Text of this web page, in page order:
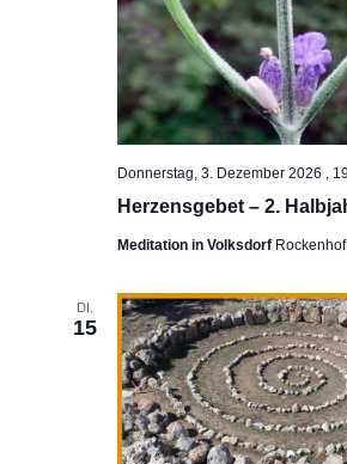
Herzensgebet – 2.
Donnerstag, 3. Dezember 2026 ,
Meditation in Volksdorf
DI.
15